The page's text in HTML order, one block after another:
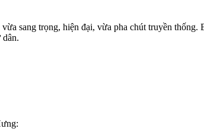
sang trọng, hiện đại, vừa pha chút truyền
dân.